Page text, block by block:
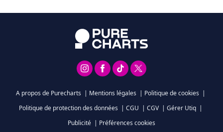
A propos de Purecharts | Mentions légales | Politique de cookies |
Politique de protection des données | CGU | CGV | Gérer Utiq |
Publicité | Préférences cookies